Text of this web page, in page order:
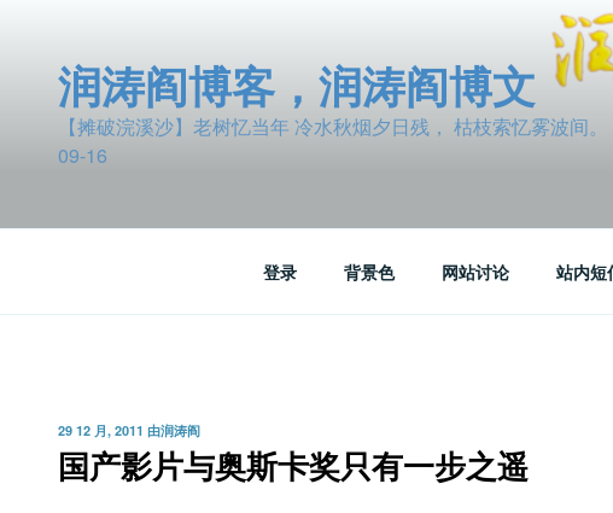
润涛阎博客，润涛阎博文
【摊破浣溪沙】老树忆当年 冷水秋烟夕日残， 枯枝索忆雾波
09-16
登录 背景色 网站讨论 站内短
发
布
于
29 12 月, 2011 由润涛阎
国产影片与奥斯卡奖只有一步之遥